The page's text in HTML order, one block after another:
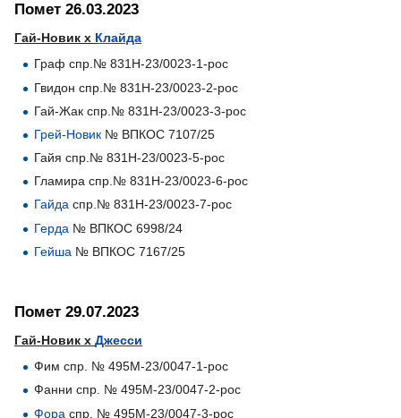
Помет 26.03.2023
Гай-Новик х Клайда
Граф спр.№ 831Н-23/0023-1-рос
Гвидон спр.№ 831Н-23/0023-2-рос
Гай-Жак спр.№ 831Н-23/0023-3-рос
Грей-Новик № ВПКОС 7107/25
Гайя спр.№ 831Н-23/0023-5-рос
Гламира спр.№ 831Н-23/0023-6-рос
Гайда спр.№ 831Н-23/0023-7-рос
Герда № ВПКОС 6998/24
Гейша № ВПКОС 7167/25
Помет 29.07.2023
Гай-Новик х Джесси
Фим спр. № 495М-23/0047-1-рос
Фанни спр. № 495М-23/0047-2-рос
Фора спр. № 495М-23/0047-3-рос